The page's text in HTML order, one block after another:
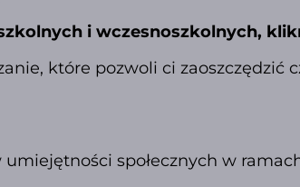
i wczesnoszkolnych,
które pozwoli ci zaoszczędzić
umiejętności społecznych w